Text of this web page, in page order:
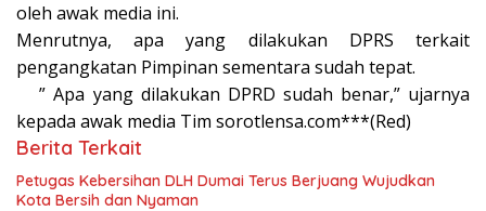
oleh awak media ini.
Menrutnya, apa yang dilakukan DPRS terkait
pengangkatan Pimpinan sementara sudah tepat.
” Apa yang dilakukan DPRD sudah benar,” ujarnya
kepada awak media Tim sorotlensa.com***(Red)
Berita Terkait
Petugas Kebersihan DLH Dumai Terus Berjuang Wujudkan
Kota Bersih dan Nyaman